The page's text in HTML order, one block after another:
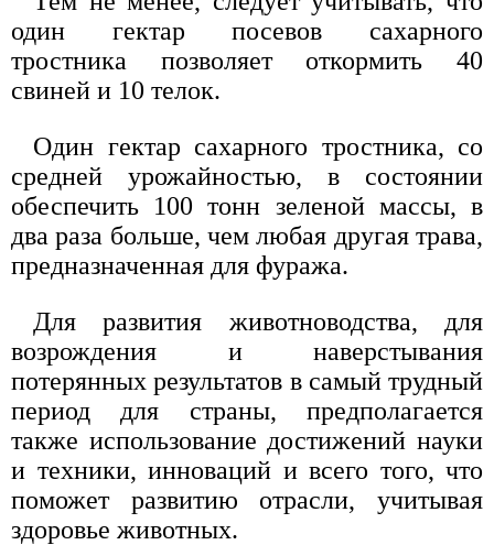
один гектар посевов сахарного
тростника позволяет откормить 40
свиней и 10 телок.
Один гектар сахарного тростника, со
средней урожайностью, в состоянии
обеспечить 100 тонн зеленой массы, в
два раза больше, чем любая другая трава,
предназначенная для фуража.
Для развития животноводства, для
возрождения и наверстывания
потерянных результатов в самый трудный
период для страны, предполагается
также использование достижений науки
и техники, инноваций и всего того, что
поможет развитию отрасли, учитывая
здоровье животных.